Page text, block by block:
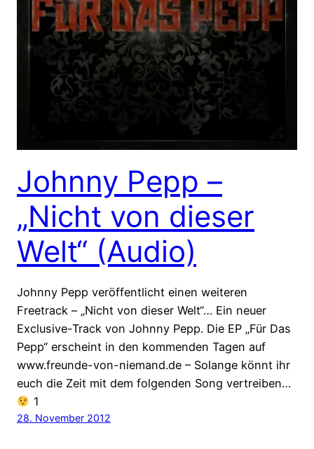
Johnny Pepp –
„Nicht von dieser
Welt“ (Audio)
Johnny Pepp veröffentlicht einen weiteren
Freetrack – „Nicht von dieser Welt“… Ein neuer
Exclusive-Track von Johnny Pepp. Die EP „Für Das
Pepp“ erscheint in den kommenden Tagen auf
www.freunde-von-niemand.de – Solange könnt ihr
euch die Zeit mit dem folgenden Song vertreiben…
1
28. November 2012